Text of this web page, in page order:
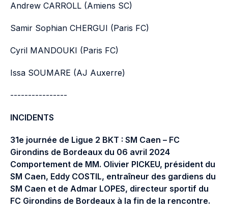
Andrew CARROLL (Amiens SC)
Samir Sophian CHERGUI (Paris FC)
Cyril MANDOUKI (Paris FC)
Issa SOUMARE (AJ Auxerre)
----------------
INCIDENTS
31e journée de Ligue 2 BKT : SM Caen – FC
Girondins de Bordeaux du 06 avril 2024
Comportement de MM. Olivier PICKEU, président du
SM Caen, Eddy COSTIL, entraîneur des gardiens du
SM Caen et de Admar LOPES, directeur sportif du
FC Girondins de Bordeaux à la fin de la rencontre.